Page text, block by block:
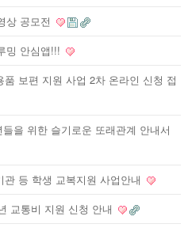
상 공모전
밍 안심앱!!!
보편 지원 사업 2차 온라인 신청 접
을 위한 슬기로운 또래관계 안내서
등 학생 교복지원 사업안내
교통비 지원 신청 안내